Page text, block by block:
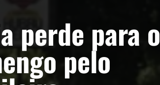
perde para o
pelo